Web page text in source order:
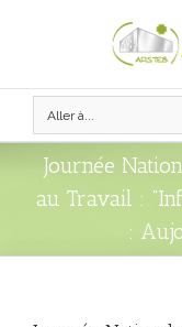
Aller à...
Journée
au Travail :
: